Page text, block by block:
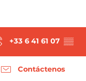
+33 6 41 61 07 ▒▒
Contáctenos